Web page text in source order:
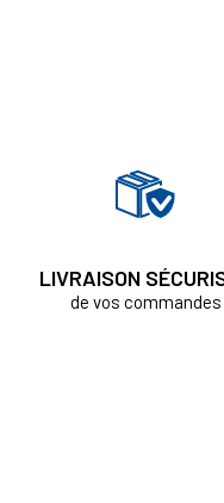
LIVRAISON
de vos commandes